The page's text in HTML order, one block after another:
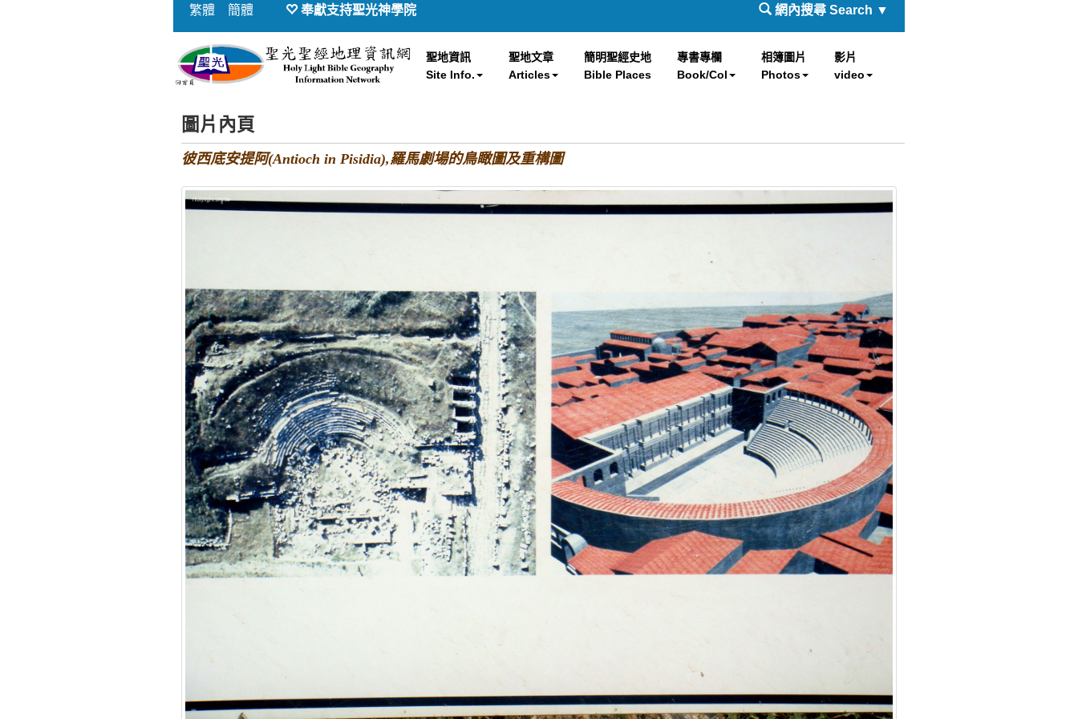
繁體 簡體 奉獻支持聖光神學院 網內搜尋 Search ▼
聖地資訊
Site Info.
聖地文章
Articles
簡明聖經史地
Bible Places
專書專欄
Book/Col
相簿圖片
Photos
影片
video
圖片內頁
彼西底安提阿(Antioch in Pisidia),羅馬劇場的鳥瞰圖及重構圖